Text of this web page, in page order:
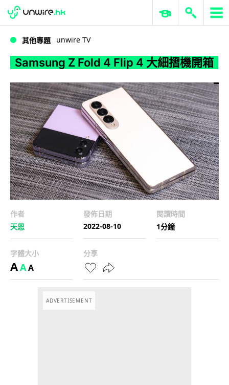
Samsung Z Fold 4 Flip 4 大細摺機開箱
WWDC 2026 ERP 與商業 AI
其他專題 unwire TV
Samsung Z Fold 4 Flip 4 大細摺機開箱
作者
天恩
發佈日期
2022-08-10
閱讀時間
1分鐘
字體大小
AAA
分享
ADVERTISEMENT